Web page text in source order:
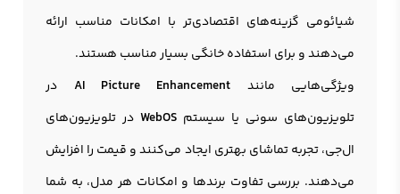
شیائومی گزینه‌های اقتصادی‌تر با امکانات مناسب ارائه
می‌دهند و برای استفاده خانگی بسیار مناسب هستند.
ویژگی‌هایی مانند AI Picture Enhancement در
تلویزیون‌های سونی یا سیستم WebOSدر تلویزیون‌های
ال‌جی، تجربه تماشای بهتری ایجاد می‌کنند و قیمت را افزایش
می‌دهند. بررسی تفاوت برندها و امکانات هر مدل، به شما